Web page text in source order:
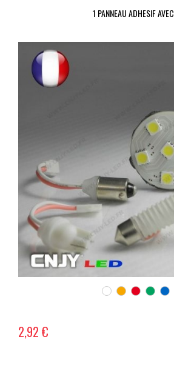
1 PANNEAU ADHESIF AVEC...
2,92 €